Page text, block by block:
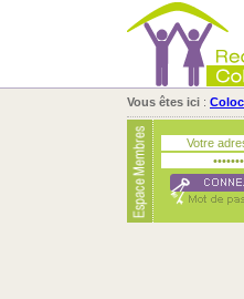
Vous êtes ici :